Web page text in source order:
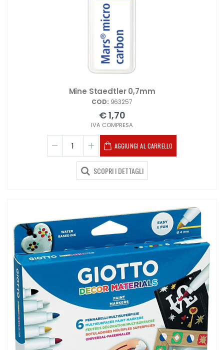
Mine Staedtler 0,7mm
COD: 963257
€ 1,70
IVA COMPRESA
AGGIUNGI AL CARRELLO
SCOPRI I DETTAGLI